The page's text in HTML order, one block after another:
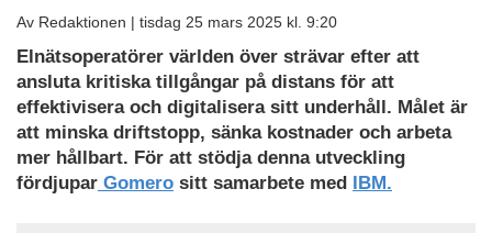
Av Redaktionen | tisdag 25 mars 2025 kl. 9:20
Ladda
ned
som
PDF
Elnätsoperatörer världen över strävar efter att
ansluta kritiska tillgångar på distans för att
effektivisera och digitalisera sitt underhåll. Målet är
att minska driftstopp, sänka kostnader och arbeta
mer hållbart. För att stödja denna utveckling
fördjupar Gomero sitt samarbete med IBM.